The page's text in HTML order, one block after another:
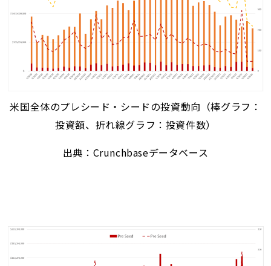
米国全体のプレシード・シードの投資動向（棒グラフ：
投資額、折れ線グラフ：投資件数）
出典：Crunchbaseデータベース